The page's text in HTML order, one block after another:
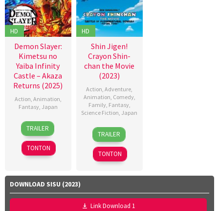
HD
Demon Slayer:
Kimetsu no
Yaiba Infinity
Castle – Akaza
Returns (2025)
Action, Animation,
Fantasy, Japan
18
Jul
2025
Akihiko
Uda,
Haruo
Sotozaki
Hosokawa,
Kei
Tsunematsu,
TRAILER
TONTON
HD
Shin Jigen!
Crayon Shin-
chan the Movie
(2023)
Action,Adventure,
Animation, Comedy,
Family, Fantasy,
Science Fiction, Japan
4
Aug
2023
Hitoshi
One
TRAILER
TONTON
DOWNLOAD SISU (2023)
Link Download 1